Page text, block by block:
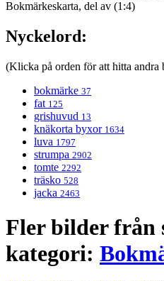
Bokmärkeskarta, del av (1:4)
Nyckelord:
(Klicka på orden för att hitta andra
bokmärke 37
fat 125
grishuvud 13
knäkorta byxor 1634
luva 1797
strumpa 2902
tomte 2292
träsko 528
jacka 2463
Fler bilder från
kategori: